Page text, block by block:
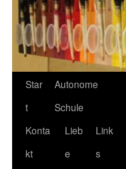
Star
t
Autonome
Schule
Konta
kt
Lieb
e
Link
s